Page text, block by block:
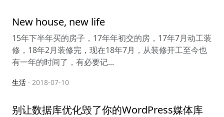
New house, new life
15年下半年买的房子，17年年初交的房，17年7月动工装
修，18年2月装修完，现在18年7月，从装修开工至今也
有一年的时间了，有必要记...
生活 · 2018-07-10
别让数据库优化毁了你的WordPress媒体库